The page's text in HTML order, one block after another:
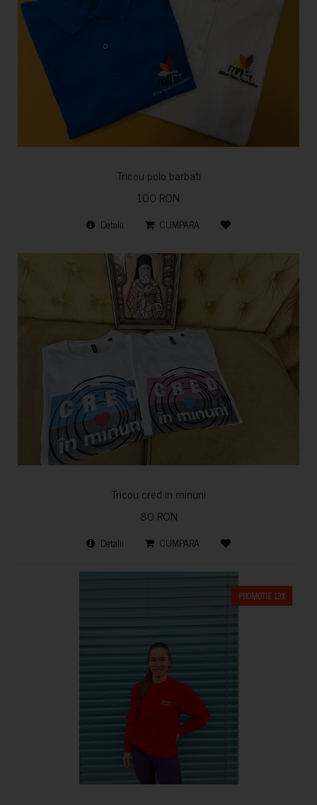
Tricou polo barbati
100 RON
Detalii CUMPARA
Tricou cred in minuni
80 RON
Detalii CUMPARA
PROMOTIE 13%